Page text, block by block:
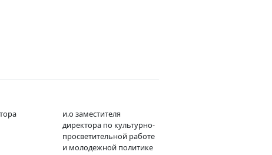
и.о заместителя
директора по культурно-
просветительной работе
и молодежной политике